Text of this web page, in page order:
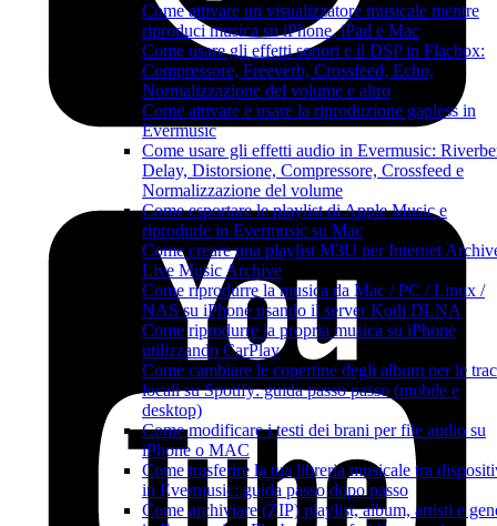
Come attivare un visualizzatore musicale mentre
riproduci musica su iPhone, iPad e Mac
Come usare gli effetti sonori e il DSP in Flacbox:
Compressore, Freeverb, Crossfeed, Echo,
Normalizzazione del volume e altro
Come attivare e usare la riproduzione gapless in
Evermusic
Come usare gli effetti audio in Evermusic:
Delay, Distorsione, Compressore, Crossfeed e
Normalizzazione del volume
Come esportare le playlist di Apple Music e
riprodurle in Evermusic su Mac
Come creare una playlist M3U per Internet
Live Music Archive
Come riprodurre la musica da Mac / PC / Linux /
NAS su iPhone usando il server Kodi DLNA
Come riprodurre la propria musica su iPhone
utilizzando CarPlay
Come cambiare le copertine degli album per le
locali su Spotify: guida passo passo (mobile e
desktop)
Come modificare i testi dei brani per file audio su
iPhone o MAC
Come trasferire la tua libreria musicale tra
in Evermusic: guida passo dopo passo
Come archiviare (ZIP) playlist, album, artisti e